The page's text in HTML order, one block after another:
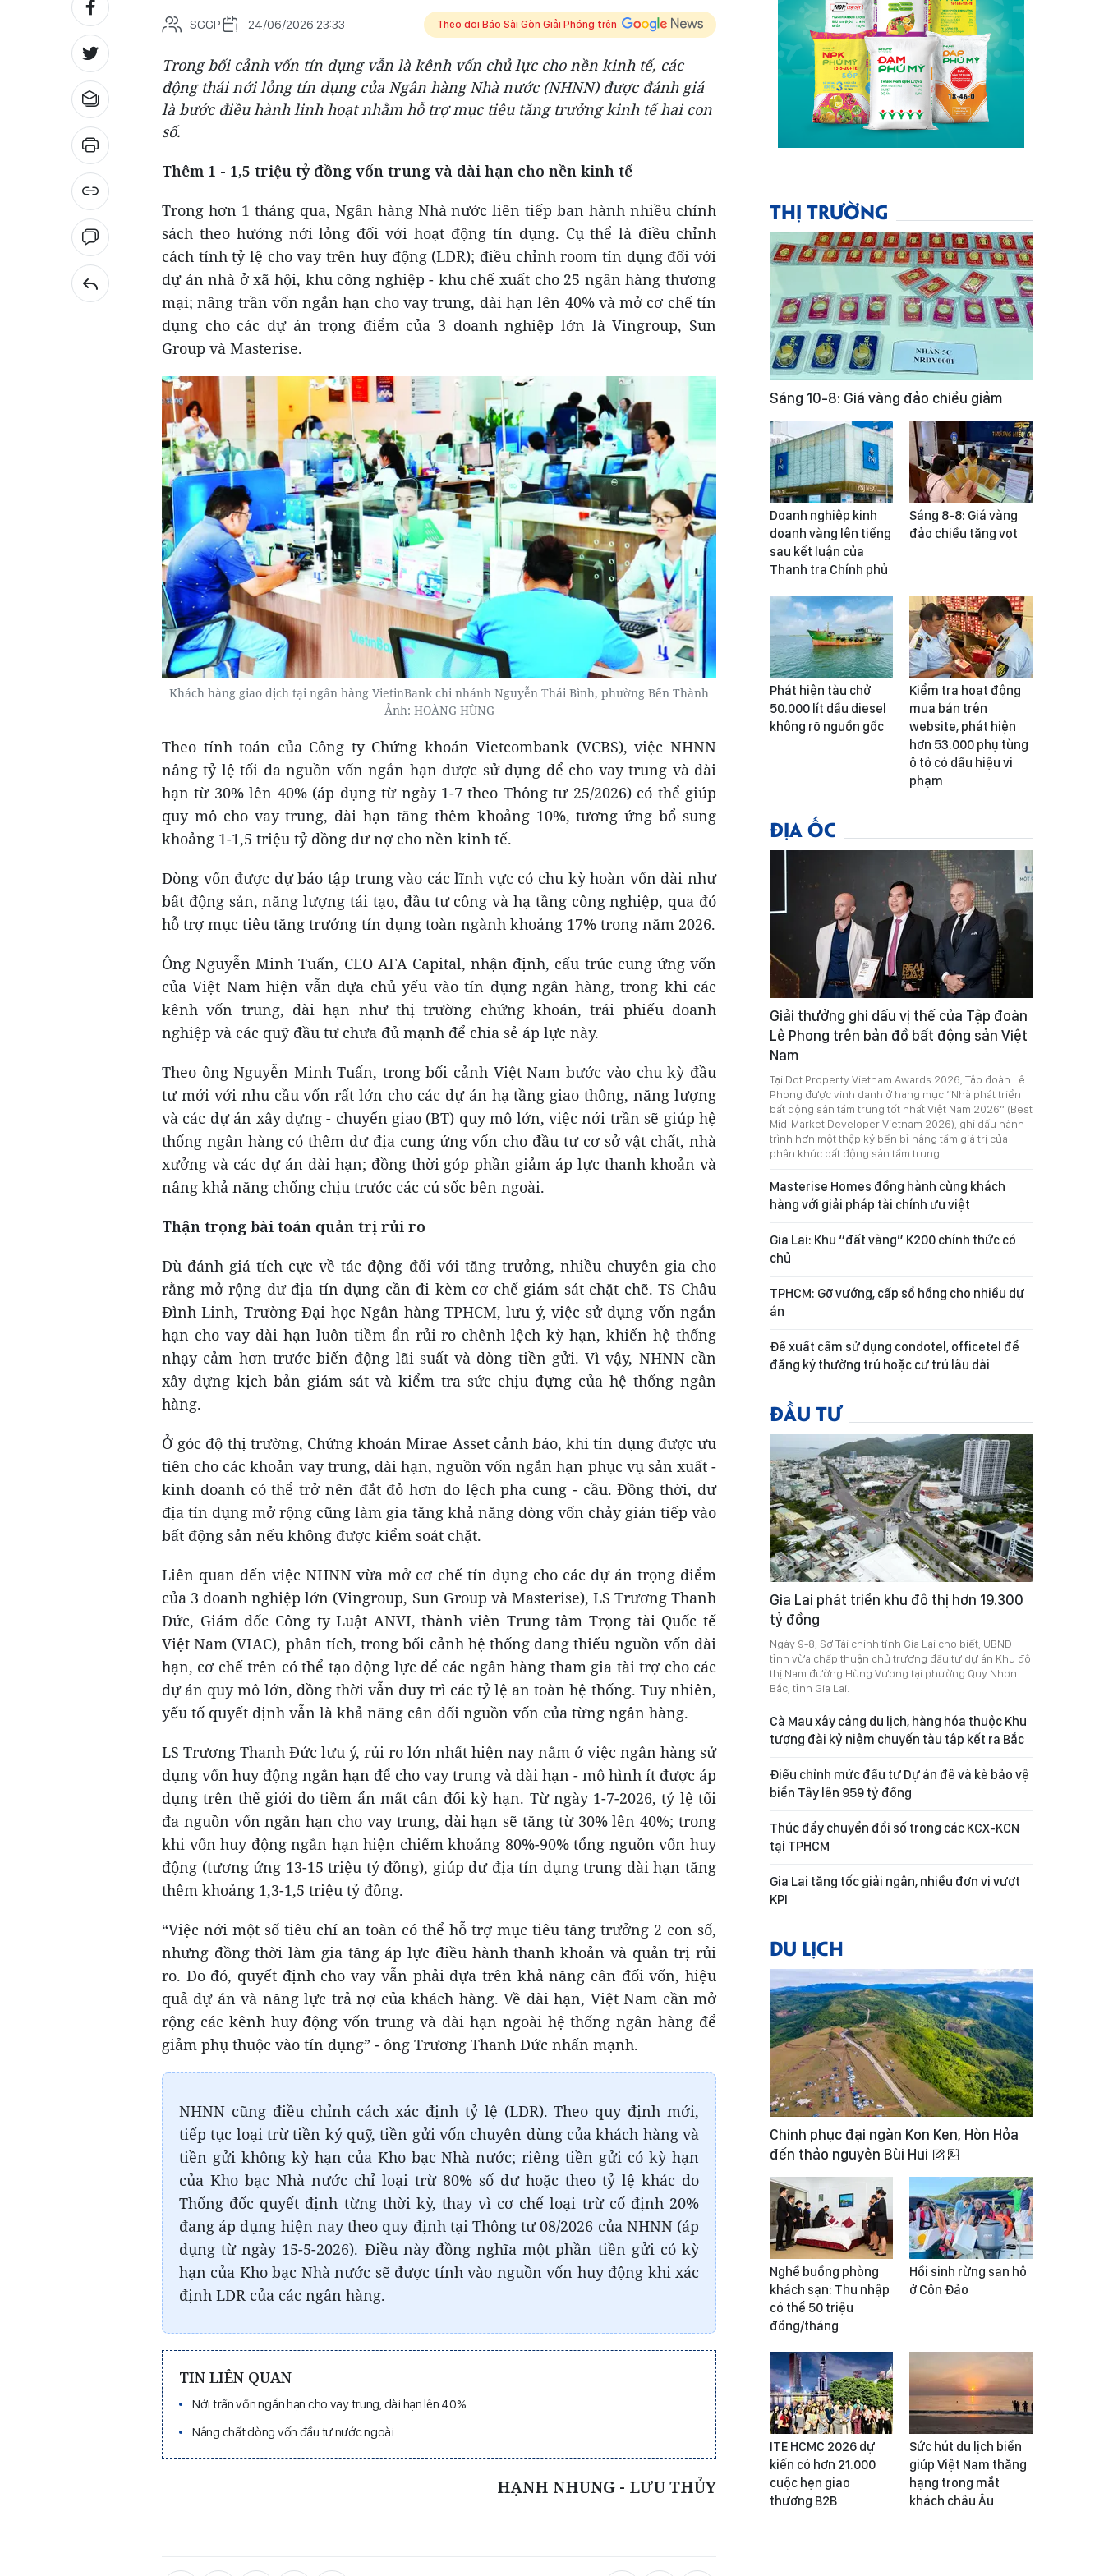
SGGP 24/06/2026 23:33 Theo dõi Báo Sài Gòn Giải Phóng trên
Trong bối cảnh vốn tín dụng vẫn là kênh vốn chủ lực cho nền kinh tế, các
động thái nới lỏng tín dụng của Ngân hàng Nhà nước (NHNN) được đánh giá
là bước điều hành linh hoạt nhằm hỗ trợ mục tiêu tăng trưởng kinh tế hai con
số.
Thêm 1 - 1,5 triệu tỷ đồng vốn trung và dài hạn cho nền kinh tế
Trong hơn 1 tháng qua, Ngân hàng Nhà nước liên tiếp ban hành nhiều chính
sách theo hướng nới lỏng đối với hoạt động tín dụng. Cụ thể là điều chỉnh
cách tính tỷ lệ cho vay trên huy động (LDR); điều chỉnh room tín dụng đối với
dự án nhà ở xã hội, khu công nghiệp - khu chế xuất cho 25 ngân hàng thương
mại; nâng trần vốn ngắn hạn cho vay trung, dài hạn lên 40% và mở cơ chế tín
dụng cho các dự án trọng điểm của 3 doanh nghiệp lớn là Vingroup, Sun
Group và Masterise.
Khách hàng giao dịch tại ngân hàng VietinBank chi nhánh Nguyễn Thái Bình, phường Bến Thành
Ảnh: HOÀNG HÙNG
Theo tính toán của Công ty Chứng khoán Vietcombank (VCBS), việc NHNN
nâng tỷ lệ tối đa nguồn vốn ngắn hạn được sử dụng để cho vay trung và dài
hạn từ 30% lên 40% (áp dụng từ ngày 1-7 theo Thông tư 25/2026) có thể giúp
quy mô cho vay trung, dài hạn tăng thêm khoảng 10%, tương ứng bổ sung
khoảng 1-1,5 triệu tỷ đồng dư nợ cho nền kinh tế.
Dòng vốn được dự báo tập trung vào các lĩnh vực có chu kỳ hoàn vốn dài như
bất động sản, năng lượng tái tạo, đầu tư công và hạ tầng công nghiệp, qua đó
hỗ trợ mục tiêu tăng trưởng tín dụng toàn ngành khoảng 17% trong năm 2026.
Ông Nguyễn Minh Tuấn, CEO AFA Capital, nhận định, cấu trúc cung ứng vốn
của Việt Nam hiện vẫn dựa chủ yếu vào tín dụng ngân hàng, trong khi các
kênh vốn trung, dài hạn như thị trường chứng khoán, trái phiếu doanh
nghiệp và các quỹ đầu tư chưa đủ mạnh để chia sẻ áp lực này.
Theo ông Nguyễn Minh Tuấn, trong bối cảnh Việt Nam bước vào chu kỳ đầu
tư mới với nhu cầu vốn rất lớn cho các dự án hạ tầng giao thông, năng lượng
và các dự án xây dựng - chuyển giao (BT) quy mô lớn, việc nới trần sẽ giúp hệ
thống ngân hàng có thêm dư địa cung ứng vốn cho đầu tư cơ sở vật chất, nhà
xưởng và các dự án dài hạn; đồng thời góp phần giảm áp lực thanh khoản và
nâng khả năng chống chịu trước các cú sốc bên ngoài.
Thận trọng bài toán quản trị rủi ro
Dù đánh giá tích cực về tác động đối với tăng trưởng, nhiều chuyên gia cho
rằng mở rộng dư địa tín dụng cần đi kèm cơ chế giám sát chặt chẽ. TS Châu
Đình Linh, Trường Đại học Ngân hàng TPHCM, lưu ý, việc sử dụng vốn ngắn
hạn cho vay dài hạn luôn tiềm ẩn rủi ro chênh lệch kỳ hạn, khiến hệ thống
nhạy cảm hơn trước biến động lãi suất và dòng tiền gửi. Vì vậy, NHNN cần
xây dựng kịch bản giám sát và kiểm tra sức chịu đựng của hệ thống ngân
hàng.
Ở góc độ thị trường, Chứng khoán Mirae Asset cảnh báo, khi tín dụng được ưu
tiên cho các khoản vay trung, dài hạn, nguồn vốn ngắn hạn phục vụ sản xuất -
kinh doanh có thể trở nên đắt đỏ hơn do lệch pha cung - cầu. Đồng thời, dư
địa tín dụng mở rộng cũng làm gia tăng khả năng dòng vốn chảy gián tiếp vào
bất động sản nếu không được kiểm soát chặt.
Liên quan đến việc NHNN vừa mở cơ chế tín dụng cho các dự án trọng điểm
của 3 doanh nghiệp lớn (Vingroup, Sun Group và Masterise), LS Trương Thanh
Đức, Giám đốc Công ty Luật ANVI, thành viên Trung tâm Trọng tài Quốc tế
Việt Nam (VIAC), phân tích, trong bối cảnh hệ thống đang thiếu nguồn vốn dài
hạn, cơ chế trên có thể tạo động lực để các ngân hàng tham gia tài trợ cho các
dự án quy mô lớn, đồng thời vẫn duy trì các tỷ lệ an toàn hệ thống. Tuy nhiên,
yếu tố quyết định vẫn là khả năng cân đối nguồn vốn của từng ngân hàng.
LS Trương Thanh Đức lưu ý, rủi ro lớn nhất hiện nay nằm ở việc ngân hàng sử
dụng vốn huy động ngắn hạn để cho vay trung và dài hạn - mô hình ít được áp
dụng trên thế giới do tiềm ẩn mất cân đối kỳ hạn. Từ ngày 1-7-2026, tỷ lệ tối
đa nguồn vốn ngắn hạn cho vay trung, dài hạn sẽ tăng từ 30% lên 40%; trong
khi vốn huy động ngắn hạn hiện chiếm khoảng 80%-90% tổng nguồn vốn huy
động (tương ứng 13-15 triệu tỷ đồng), giúp dư địa tín dụng trung dài hạn tăng
thêm khoảng 1,3-1,5 triệu tỷ đồng.
“Việc nới một số tiêu chí an toàn có thể hỗ trợ mục tiêu tăng trưởng 2 con số,
nhưng đồng thời làm gia tăng áp lực điều hành thanh khoản và quản trị rủi
ro. Do đó, quyết định cho vay vẫn phải dựa trên khả năng cân đối vốn, hiệu
quả dự án và năng lực trả nợ của khách hàng. Về dài hạn, Việt Nam cần mở
rộng các kênh huy động vốn trung và dài hạn ngoài hệ thống ngân hàng để
giảm phụ thuộc vào tín dụng” - ông Trương Thanh Đức nhấn mạnh.
NHNN cũng điều chỉnh cách xác định tỷ lệ (LDR). Theo quy định mới,
tiếp tục loại trừ tiền ký quỹ, tiền gửi vốn chuyên dùng của khách hàng và
tiền gửi không kỳ hạn của Kho bạc Nhà nước; riêng tiền gửi có kỳ hạn
của Kho bạc Nhà nước chỉ loại trừ 80% số dư hoặc theo tỷ lệ khác do
Thống đốc quyết định từng thời kỳ, thay vì cơ chế loại trừ cố định 20%
đang áp dụng hiện nay theo quy định tại Thông tư 08/2026 của NHNN (áp
dụng từ ngày 15-5-2026). Điều này đồng nghĩa một phần tiền gửi có kỳ
hạn của Kho bạc Nhà nước sẽ được tính vào nguồn vốn huy động khi xác
định LDR của các ngân hàng.
TIN LIÊN QUAN
Nới trần vốn ngắn hạn cho vay trung, dài hạn lên 40%
Nâng chất dòng vốn đầu tư nước ngoài
HẠNH NHUNG - LƯU THỦY
THỊ TRƯỜNG
Sáng 10-8: Giá vàng đảo chiều giảm
Doanh nghiệp kinh
doanh vàng lên tiếng
sau kết luận của
Thanh tra Chính phủ
Sáng 8-8: Giá vàng
đảo chiều tăng vọt
Phát hiện tàu chở
50.000 lít dầu diesel
không rõ nguồn gốc
Kiểm tra hoạt động
mua bán trên
website, phát hiện
hơn 53.000 phụ tùng
ô tô có dấu hiệu vi
phạm
ĐỊA ỐC
Giải thưởng ghi dấu vị thế của Tập đoàn
Lê Phong trên bản đồ bất động sản Việt
Nam
Tại Dot Property Vietnam Awards 2026, Tập đoàn Lê
Phong được vinh danh ở hạng mục “Nhà phát triển
bất động sản tầm trung tốt nhất Việt Nam 2026” (Best
Mid-Market Developer Vietnam 2026), ghi dấu hành
trình hơn một thập kỷ bền bỉ nâng tầm giá trị của
phân khúc bất động sản tầm trung.
Masterise Homes đồng hành cùng khách
hàng với giải pháp tài chính ưu việt
Gia Lai: Khu “đất vàng” K200 chính thức có
chủ
TPHCM: Gỡ vướng, cấp sổ hồng cho nhiều dự
án
Đề xuất cấm sử dụng condotel, officetel để
đăng ký thường trú hoặc cư trú lâu dài
ĐẦU TƯ
Gia Lai phát triển khu đô thị hơn 19.300
tỷ đồng
Ngày 9-8, Sở Tài chính tỉnh Gia Lai cho biết, UBND
tỉnh vừa chấp thuận chủ trương đầu tư dự án Khu đô
thị Nam đường Hùng Vương tại phường Quy Nhơn
Bắc, tỉnh Gia Lai.
Cà Mau xây cảng du lịch, hàng hóa thuộc Khu
tượng đài kỷ niệm chuyến tàu tập kết ra Bắc
Điều chỉnh mức đầu tư Dự án đê và kè bảo vệ
biển Tây lên 959 tỷ đồng
Thúc đẩy chuyển đổi số trong các KCX-KCN
tại TPHCM
Gia Lai tăng tốc giải ngân, nhiều đơn vị vượt
KPI
DU LỊCH
Chinh phục đại ngàn Kon Ken, Hòn Hỏa
đến thảo nguyên Bùi Hui
Nghề buồng phòng
khách sạn: Thu nhập
có thể 50 triệu
đồng/tháng
Hồi sinh rừng san hô
ở Côn Đảo
ITE HCMC 2026 dự
kiến có hơn 21.000
cuộc hẹn giao
thương B2B
Sức hút du lịch biển
giúp Việt Nam thăng
hạng trong mắt
khách châu Âu